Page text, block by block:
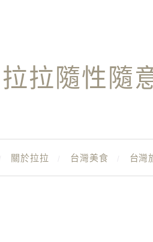
拉拉隨性隨
關於拉拉 台灣美食 台灣